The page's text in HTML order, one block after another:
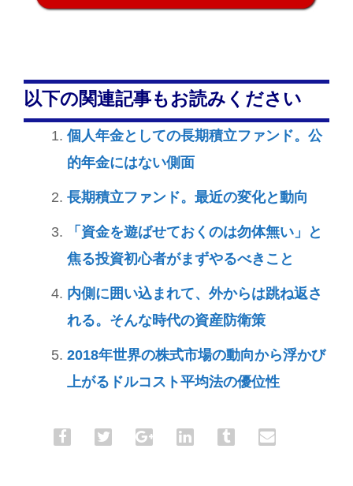
以下の関連記事もお読みください
個人年金としての長期積立ファンド。公
的年金にはない側面
長期積立ファンド。最近の変化と動向
「資金を遊ばせておくのは勿体無い」と
焦る投資初心者がまずやるべきこと
内側に囲い込まれて、外からは跳ね返さ
れる。そんな時代の資産防衛策
2018年世界の株式市場の動向から浮かび
上がるドルコスト平均法の優位性